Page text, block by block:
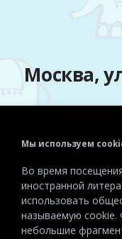
Москва,
Эл. почта:
Мы используем
Во время
иностранной литературы (сервисы
использовать
называемую cookie. Файлы cookie представляют собой
небольшие